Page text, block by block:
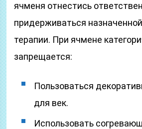
ячменя отнестись
придерживаться
терапии. При ячмене
запрещается:
Пользоваться
для век.
Использовать